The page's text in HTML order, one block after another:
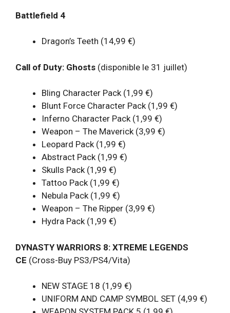
Battlefield 4
Dragon’s Teeth (14,99 €)
Call of Duty: Ghosts (disponible le 31 juillet)
Bling Character Pack (1,99 €)
Blunt Force Character Pack (1,99 €)
Inferno Character Pack (1,99 €)
Weapon – The Maverick (3,99 €)
Leopard Pack (1,99 €)
Abstract Pack (1,99 €)
Skulls Pack (1,99 €)
Tattoo Pack (1,99 €)
Nebula Pack (1,99 €)
Weapon – The Ripper (3,99 €)
Hydra Pack (1,99 €)
DYNASTY WARRIORS 8: XTREME LEGENDS
CE (Cross-Buy PS3/PS4/Vita)
NEW STAGE 18 (1,99 €)
UNIFORM AND CAMP SYMBOL SET (4,99 €)